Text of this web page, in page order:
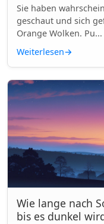
Sie haben
geschaut und sich
Orange Wolken. Pu...
Weiterlesen→
Wie lange nach
bis es dunkel